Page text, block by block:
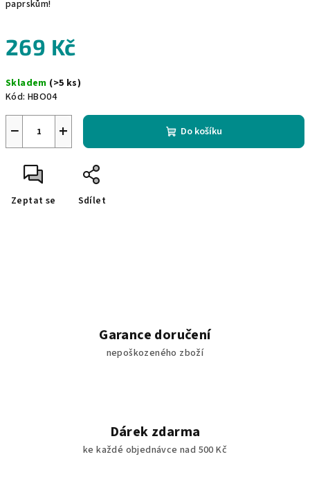
paprskům!
269 Kč
cena:
Skladem (>5 ks)
Kód: HBO04
+
− Do košíku
Zeptat se Sdílet
Garance doručení
nepoškozeného zboží
Dárek zdarma
ke každé objednávce nad 500 Kč